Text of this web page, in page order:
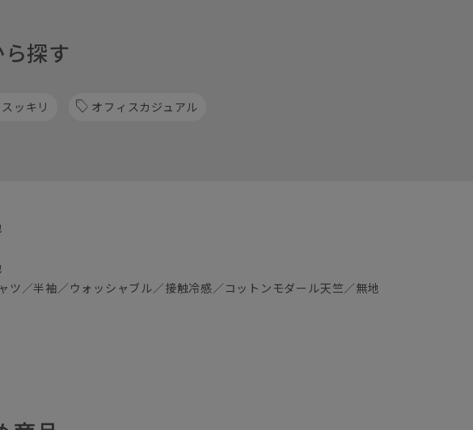
探す
スッキリ オフィスカジュアル
ツ／半袖／ウォッシャブル／接触冷感／コットンモダール天竺／無地